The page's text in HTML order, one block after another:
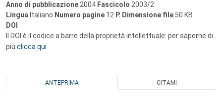
Anno di pubblicazione 2004 Fascicolo 2003/2
Lingua Italiano Numero pagine 12 P. Dimensione file 50 KB
DOI
Il DOI è il codice a barre della proprietà intellettuale: per saperne di
più clicca qui
ANTEPRIMA CITAMI